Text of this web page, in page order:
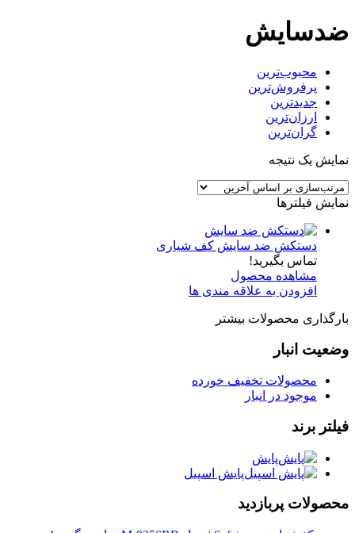
ضدسایش
محبوب‌ترین
پرفروش‌ترین
جدیدترین
ارزان‌ترین
گران‌ترین
نمایش یک نتیجه
نمایش فیلترها
دستکش ضد سایش کف شیاری
تماس بگیرید!
مشاهده محصول
افزودن به علاقه مندی ها
بارگذاری محصولات بیشتر
وضعیت انبار
محصولات تخفیف خورده
موجود در انبار
فیلتر برند
پایش
پایش اسپیل
محصولات پربازدید